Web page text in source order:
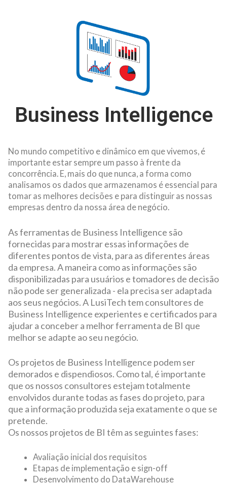
Business Intelligence
No mundo competitivo e dinâmico em que vivemos, é
importante estar sempre um passo à frente da
concorrência. E, mais do que nunca, a forma como
analisamos os dados que armazenamos é essencial para
tomar as melhores decisões e para distinguir as nossas
empresas dentro da nossa área de negócio.
As ferramentas de Business Intelligence são
fornecidas para mostrar essas informações de
diferentes pontos de vista, para as diferentes áreas
da empresa. A maneira como as informações são
disponibilizadas para usuários e tomadores de decisão
não pode ser generalizada - ela precisa ser adaptada
aos seus negócios.A LusiTech tem consultores de
Business Intelligence experientes e certificados para
ajudar a conceber a melhor ferramenta de BI que
melhor se adapte ao seu negócio.
Os projetos de Business Intelligence podem ser
demorados e dispendiosos. Como tal, é importante
que os nossos consultores estejam totalmente
envolvidos durante todas as fases do projeto, para
que a informação produzida seja exatamente o que se
pretende.
Os nossos projetos de BI têm as seguintes fases:
Avaliação inicial dos requisitos
Etapas de implementação e sign-off
Desenvolvimento do DataWarehouse